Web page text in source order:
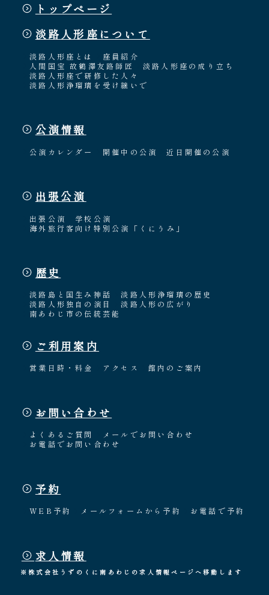
トップページ
淡路人形座について
淡路人形座とは
座員紹介
人間国宝 故鶴澤友路師匠
淡路人形座の成り立ち
淡路人形座で研修した人々
淡路人形浄瑠璃を受け継いで
公演情報
公演カレンダー 開催中の公演 近日開催の公演
出張公演
出張公演
学校公演
海外旅行客向け特別公演「くにうみ」
歴史
淡路島と国生み神話
淡路人形浄瑠璃の歴史
淡路人形独自の演目
淡路人形の広がり
南あわじ市の伝統芸能
ご利用案内
営業日時・料金 アクセス 館内のご案内
お問い合わせ
よくあるご質問
メールでお問い合わせ
お電話でお問い合わせ
予約
WEB予約 メールフォームから予約 お電話で予約
求人情報
※株式会社うずのくに南あわじの求人情報ページへ移動します